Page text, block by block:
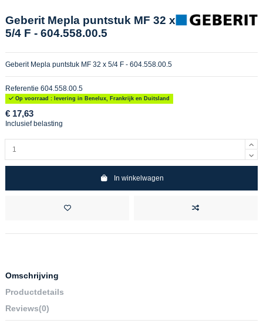
Geberit Mepla puntstuk MF 32 x
5/4 F - 604.558.00.5
Geberit Mepla puntstuk MF 32 x 5/4 F - 604.558.00.5
Referentie 604.558.00.5
Op voorraad : levering in Benelux, Frankrijk en Duitsland
€ 17,63
Inclusief belasting
In winkelwagen
Omschrijving
Productdetails
Reviews(0)